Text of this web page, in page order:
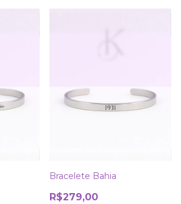
Bracelete Bahia
R$279,00